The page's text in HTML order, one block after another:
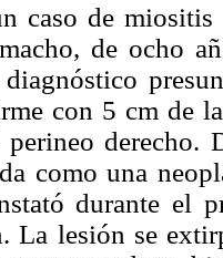
caso de
de ocho
con 5 cm de
perineo derecho.
como una
durante el
La lesión se